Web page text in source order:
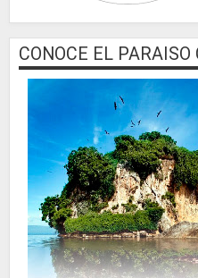
CONOCE EL PARAISO